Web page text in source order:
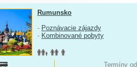
Rumunsko
- Poznávacie zájazdy
- Kombinované pobyty
Termíny